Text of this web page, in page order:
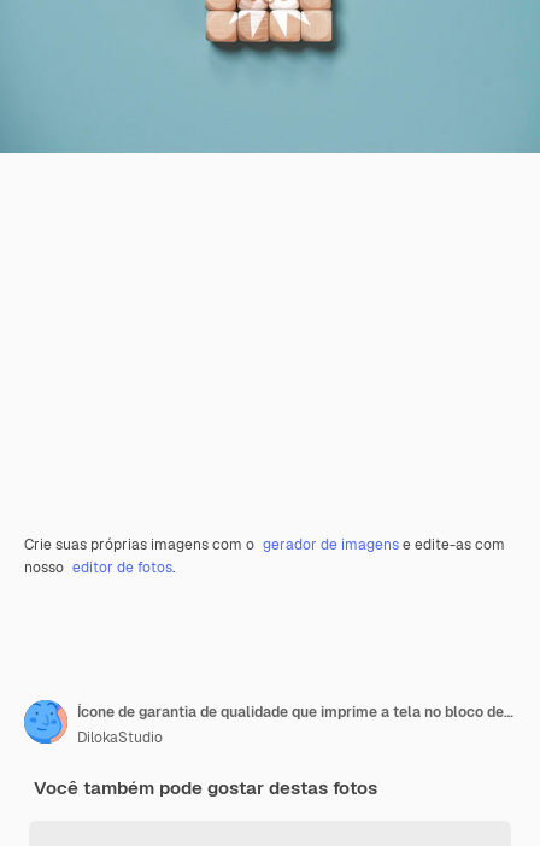
Crie suas próprias imagens com o gerador de imagense edite-as com
nosso editor de fotos.
Ícone de garantia de qualidade que imprime a tela no bloco de cubo de madeira para garantia de qualidade e certificado ISO do conceito de produto e serviço
DilokaStudio
Você também pode gostar destas fotos